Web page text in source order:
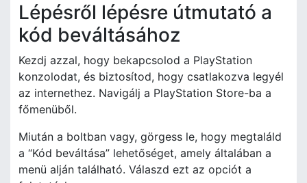
Lépésről lépésre útmutató a
kód beváltásához
Kezdj azzal, hogy bekapcsolod a PlayStation
konzolodat, és biztosítod, hogy csatlakozva legyél
az internethez. Navigálj a PlayStation Store-ba a
főmenüből.
Miután a boltban vagy, görgess le, hogy megtaláld
a “Kód beváltása” lehetőséget, amely általában a
menü alján található. Válaszd ezt az opciót a